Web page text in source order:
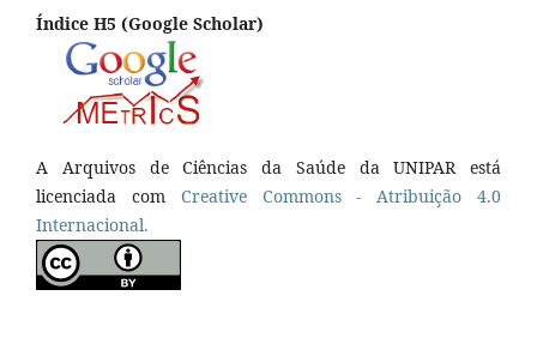
Índice H5 (Google Scholar)
A Arquivos de Ciências da Saúde da UNIPAR está
licenciada com Creative Commons - Atribuição 4.0
Internacional.